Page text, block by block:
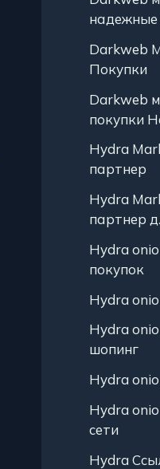
надежные
Darkweb
Покупки
Darkweb
покупки
Hydra
партнер
Hydra
партнер
Hydra
покупок
Hydra
Hydra
шопинг
Hydra
Hydra
сети
Hydra